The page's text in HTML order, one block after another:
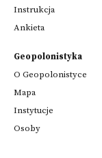
Instrukcja
Ankieta
Geopolonistyka
O Geopolonistyce
Mapa
Instytucje
Osoby